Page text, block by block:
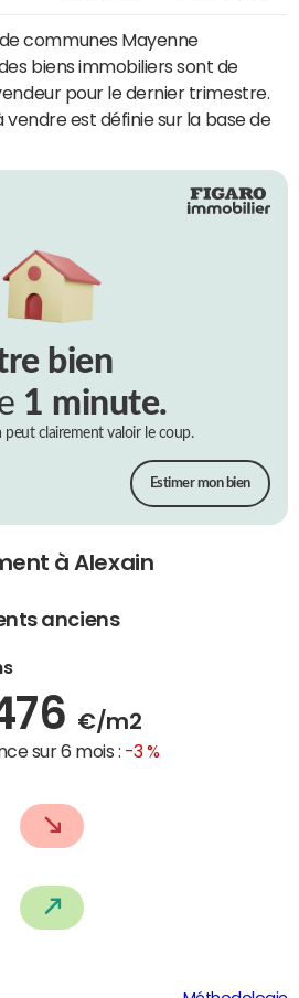
communes Mayenne
biens immobiliers sont de
pour le dernier trimestre.
vendre est définie sur la base de
bien
1 minute.
clairement valoir le coup.
Estimer mon bien
à Alexain
anciens
€/m2
sur 6 mois : -3 %